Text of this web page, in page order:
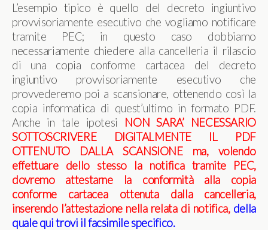
L’esempio tipico è quello del decreto ingiuntivo
provvisoriamente esecutivo che vogliamo notificare
tramite PEC; in questo caso dobbiamo
necessariamente chiedere alla cancelleria il rilascio
di una copia conforme cartacea del decreto
ingiuntivo provvisoriamente esecutivo che
provvederemo poi a scansionare, ottenendo così la
copia informatica di quest’ultimo in formato PDF.
Anche in tale ipotesi NON SARA’ NECESSARIO
SOTTOSCRIVERE DIGITALMENTE IL PDF
OTTENUTO DALLA SCANSIONE
ma, volendo
effettuare dello stesso la notifica tramite PEC,
dovremo attestarne la conformità alla copia
conforme cartacea ottenuta dalla cancelleria,
inserendo l’attestazione nella relata di notifica, della
quale qui trovi il facsimile specifico.